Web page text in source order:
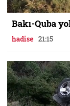
Bakı-Quba
hadise 21:15